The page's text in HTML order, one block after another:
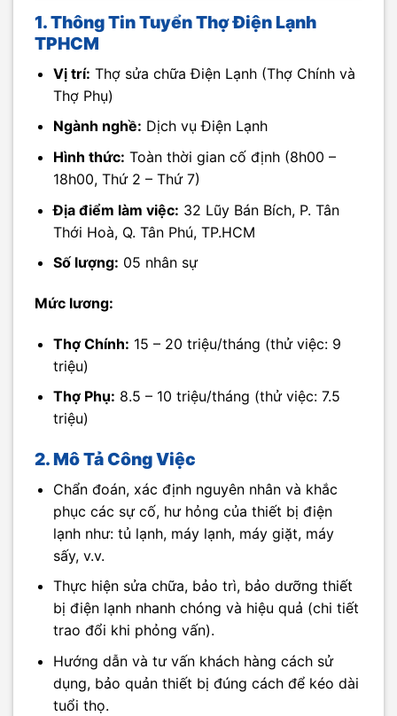
1. Thông Tin TuyểnThợ Điện Lạnh
TPHCM
Vị trí: Thợ sửa chữa Điện Lạnh (Thợ Chính và
Thợ Phụ)
Ngành nghề: Dịch vụ Điện Lạnh
Hình thức: Toàn thời gian cố định (8h00 –
18h00, Thứ 2 – Thứ 7)
Địa điểm làm việc: 32 Lũy Bán Bích, P. Tân
Thới Hoà, Q. Tân Phú, TP.HCM
Số lượng: 05 nhân sự
Mức lương:
Thợ Chính: 15 – 20 triệu/tháng (thử việc: 9
triệu)
Thợ Phụ: 8.5 – 10 triệu/tháng (thử việc: 7.5
triệu)
2. Mô Tả Công Việc
Chẩn đoán, xác định nguyên nhân và khắc
phục các sự cố, hư hỏng của thiết bị điện
lạnh như: tủ lạnh, máy lạnh, máy giặt, máy
sấy, v.v.
Thực hiện sửa chữa, bảo trì, bảo dưỡng thiết
bị điện lạnh nhanh chóng và hiệu quả (chi tiết
trao đổi khi phỏng vấn).
Hướng dẫn và tư vấn khách hàng cách sử
dụng, bảo quản thiết bị đúng cách để kéo dài
tuổi thọ.